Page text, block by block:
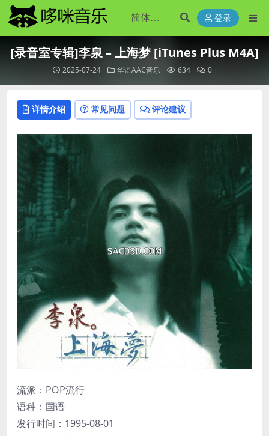
登录
[录音室专辑]李泉 – 上海梦 [iTunes Plus M4A]
2025-07-24 华语AAC音乐 634 0
详情介绍 常见问题 评论建议
流派：POP流行
语种：国语
发行时间：1995-08-01